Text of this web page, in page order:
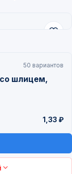
50 вариантов
шлицем,
1,33 ₽